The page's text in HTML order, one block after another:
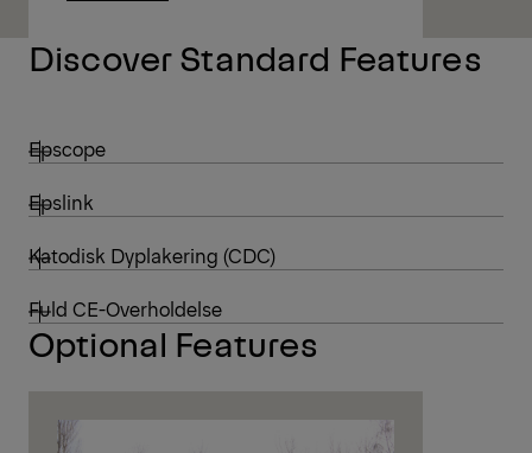
Discover Standard Features
Epscope
Epslink
Katodisk Dyplakering (CDC)
Fuld CE-Overholdelse
Optional Features